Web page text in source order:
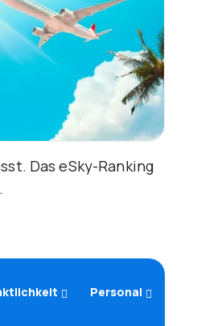
Das eSky-Ranking
Personal